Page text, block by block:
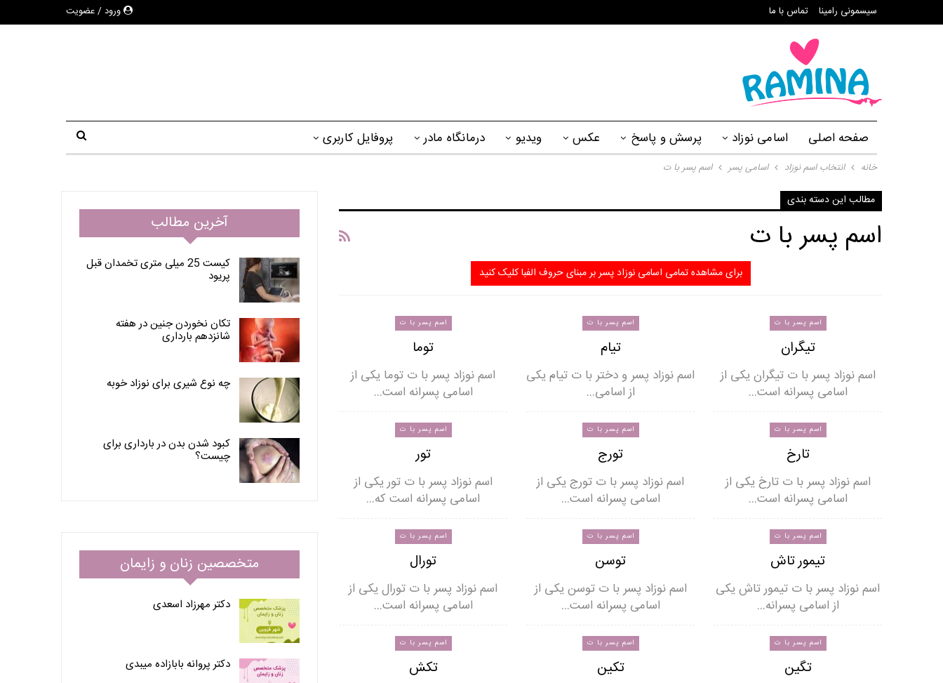
ورود / عضویت سیسمونی رامینا تماس با ما
صفحه اصلی اسامی نوزاد پرسش و پاسخ عکس ویدیو درمانگاه مادر پروفایل کاربری
خانه انتخاب اسم نوزاد اسامی پسر اسم پسر با ت
مطالب این دسته بندی
اسم پسر با ت
برای مشاهده تمامی اسامی نوزاد پسر بر مبنای حروف الفبا کلیک کنید
اسم پسر با ت
تیگران
اسم نوزاد پسر با ت تیگران یکی از
اسامی پسرانه است…
اسم پسر با ت
تیام
اسم نوزاد پسر و دختر با ت تیام یکی
از اسامی…
اسم پسر با ت
توما
اسم نوزاد پسر با ت توما یکی از
اسامی پسرانه است…
اسم پسر با ت
تارخ
اسم نوزاد پسر با ت تارخ یکی از
اسامی پسرانه است…
اسم پسر با ت
تورج
اسم نوزاد پسر با ت تورج یکی از
اسامی پسرانه است…
اسم پسر با ت
تور
اسم نوزاد پسر با ت تور یکی از
اسامی پسرانه است که…
اسم پسر با ت
تیمور تاش
اسم نوزاد پسر با ت تیمور تاش یکی
از اسامی پسرانه…
اسم پسر با ت
توسن
اسم نوزاد پسر با ت توسن یکی از
اسامی پسرانه است…
اسم پسر با ت
تورال
اسم نوزاد پسر با ت تورال یکی از
اسامی پسرانه است…
اسم پسر با ت
تگین
اسم پسر با ت
تکین
اسم پسر با ت
تکش
آخرین مطالب
کیست 25 میلی متری تخمدان قبل
پریود
تکان نخوردن جنین در هفته
شانزدهم بارداری
چه نوع شیری برای نوزاد خوبه
کبود شدن بدن در بارداری برای
چیست؟
متخصصین زنان و زایمان
دکتر مهرزاد اسعدی
دکتر پروانه بابازاده میبدی